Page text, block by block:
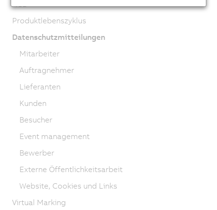
Produktlebenszyklus
Datenschutzmitteilungen
Mitarbeiter
Auftragnehmer
Lieferanten
Kunden
Besucher
Event management
Bewerber
Externe Öffentlichkeitsarbeit
Website, Cookies und Links
Virtual Marking